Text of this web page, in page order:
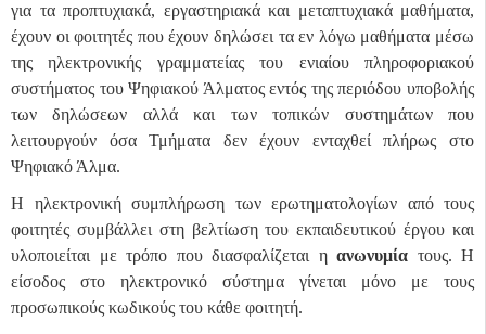
για τα προπτυχιακά, εργαστηριακά και μεταπτυχιακά μαθήματα,
έχουν οι φοιτητές που έχουν δηλώσει τα εν λόγω μαθήματα μέσω
της ηλεκτρονικής γραμματείας του ενιαίου πληροφοριακού
συστήματος του Ψηφιακού Άλματος εντός της περιόδου υποβολής
των δηλώσεων αλλά και των τοπικών συστημάτων που
λειτουργούν όσα Τμήματα δεν έχουν ενταχθεί πλήρως στο
Ψηφιακό Άλμα.
Η ηλεκτρονική συμπλήρωση των ερωτηματολογίων από τους
φοιτητές συμβάλλει στη βελτίωση του εκπαιδευτικού έργου και
υλοποιείται με τρόπο που διασφαλίζεται η ανωνυμία τους. Η
είσοδος στο ηλεκτρονικό σύστημα γίνεται μόνο με τους
προσωπικούς κωδικούς του κάθε φοιτητή.